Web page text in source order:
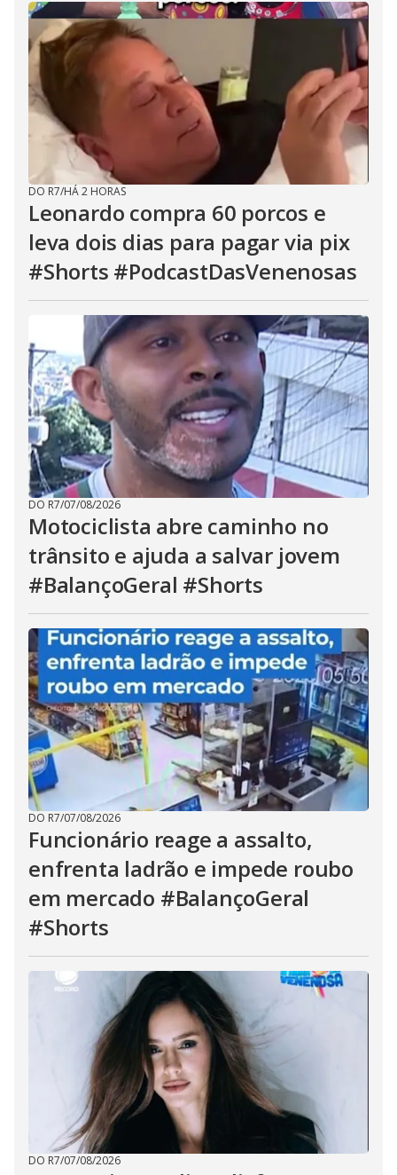
DO R7/HÁ 2 HORAS
Leonardo compra 60 porcos e
leva dois dias para pagar via pix
#Shorts #PodcastDasVenenosas
DO R7/07/08/2026
Motociclista abre caminho no
trânsito e ajuda a salvar jovem
#BalançoGeral #Shorts
DO R7/07/08/2026
Funcionário reage a assalto,
enfrenta ladrão e impede roubo
em mercado #BalançoGeral
#Shorts
DO R7/07/08/2026